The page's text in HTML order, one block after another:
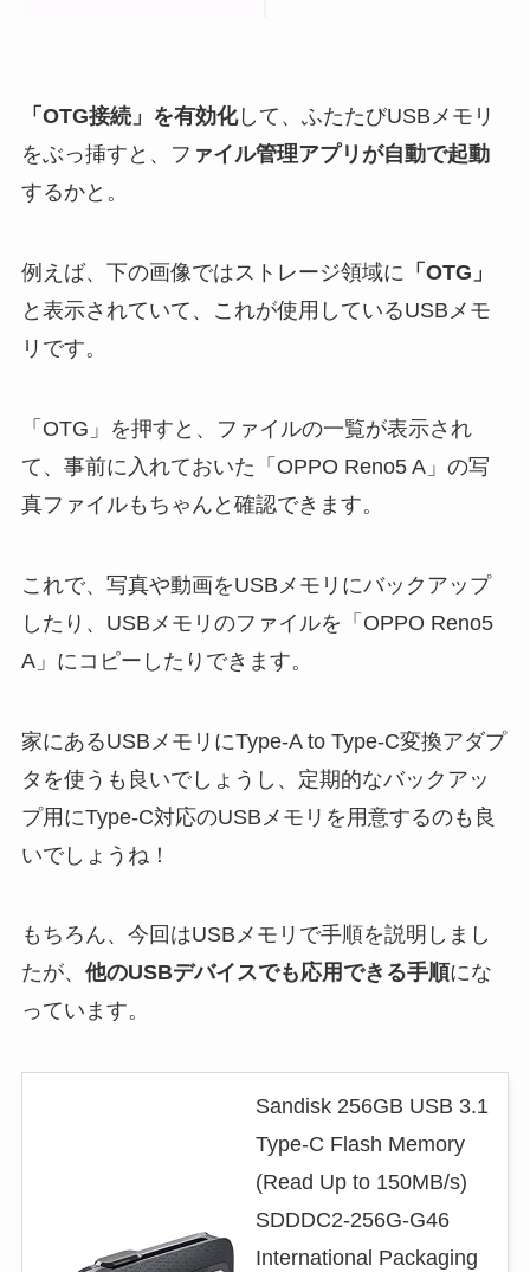
「OTG接続」を有効化して、ふたたびUSBメモリ
をぶっ挿すと、フ ァイル管理アプリが自動で起動
するかと。
例えば、下の画像ではストレージ領域に 「OTG」
と表示されていて、これが使用しているUSBメモ
リです。
「OTG」を押すと、ファイルの一覧が表示され
て、事前に入れておいた「OPPO Reno5 A」の写
真ファイルもちゃんと確認できます。
これで、写真や動画をUSBメモリにバックアップ
したり、USBメモリのファイルを「OPPO Reno5
A」にコピーしたりできます。
家にあるUSBメモリにType-A to Type-C変換アダプ
タを使うも良いでしょうし、定期的なバックアッ
プ用にType-C対応のUSBメモリを用意するのも良
いでしょうね！
もちろん、今回はUSBメモリで手順を説明しまし
たが、 他のUSBデバイスでも応用できる手順にな
っています。
Sandisk 256GB USB 3.1
Type-C Flash Memory
(Read Up to 150MB/s)
SDDDC2-256G-G46
International Packaging